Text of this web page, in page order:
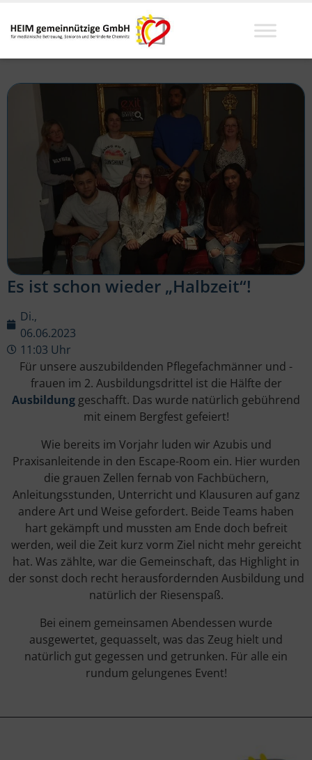
Es ist schon wieder „Halbzeit“!
Di.,
06.06.2023
11:03 Uhr
Für unsere auszubildenden Pflegefachmänner und -
frauen im 2. Ausbildungsdrittel ist die Hälfte der
Ausbildung geschafft. Das wurde natürlich gebührend
mit einem Bergfest gefeiert!
Wie bereits im Vorjahr luden wir Azubis und
Praxisanleitende in den Escape-Room ein. Hier wurden
die grauen Zellen fernab von Fachbüchern,
Anleitungsstunden, Unterricht und Klausuren auf ganz
andere Art und Weise gefordert. Beide Teams haben
hart gekämpft und mussten am Ende doch befreit
werden, weil die Zeit kurz vorm Ziel nicht mehr gereicht
hat. Was zählte, war die Gemeinschaft, das Highlight in
der sonst doch recht herausfordernden Ausbildung und
natürlich der Riesenspaß.
Bei einem gemeinsamen Abendessen wurde
ausgewertet, gequasselt, was das Zeug hielt und
natürlich gut gegessen und getrunken. Für alle ein
rundum gelungenes Event!